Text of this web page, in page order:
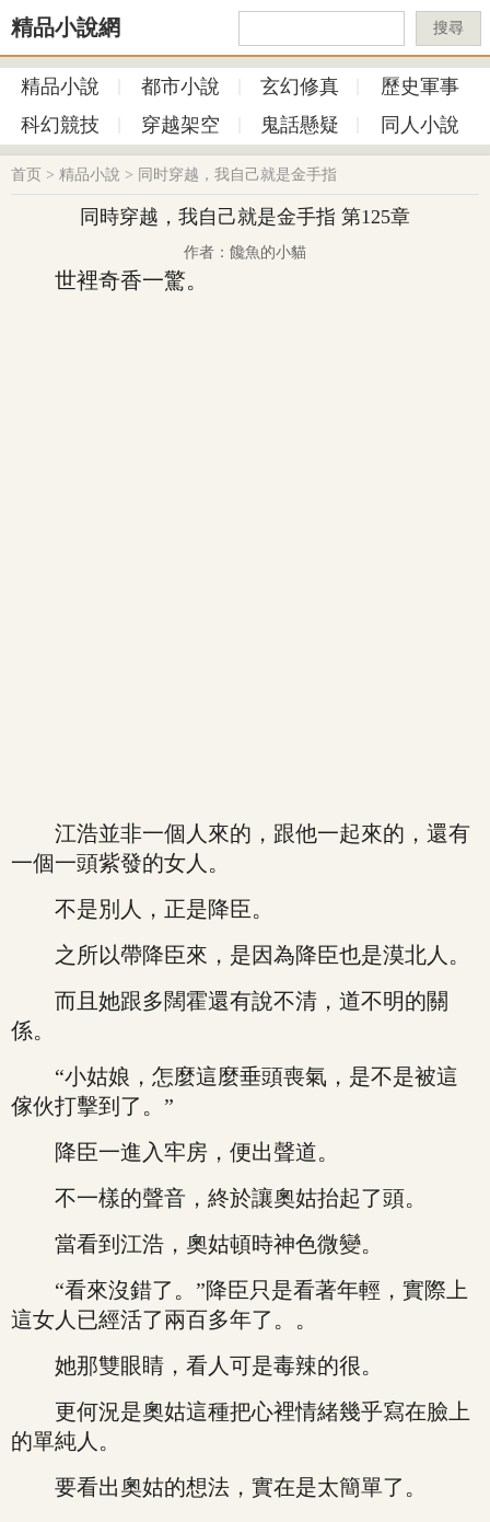
精品小說網 搜尋
精品小說 都市小說 玄幻修真
歷史軍事
科幻競技
穿越架空 鬼話懸疑 同人小說
首页 > 精品小說 > 同时穿越，我自己就是金手指
同時穿越，我自己就是金手指 第125章
作者：饞魚的小貓
世裡奇香一驚。
江浩並非一個人來的，跟他一起來的，還有
一個一頭紫發的女人。
不是別人，正是降臣。
之所以帶降臣來，是因為降臣也是漠北人。
而且她跟多闊霍還有說不清，道不明的關
係。
“小姑娘，怎麼這麼垂頭喪氣，是不是被這
傢伙打擊到了。”
降臣一進入牢房，便出聲道。
不一樣的聲音，終於讓奧姑抬起了頭。
當看到江浩，奧姑頓時神色微變。
“看來沒錯了。”降臣只是看著年輕，實際上
這女人已經活了兩百多年了。。
她那雙眼睛，看人可是毒辣的很。
更何況是奧姑這種把心裡情緒幾乎寫在臉上
的單純人。
要看出奧姑的想法，實在是太簡單了。